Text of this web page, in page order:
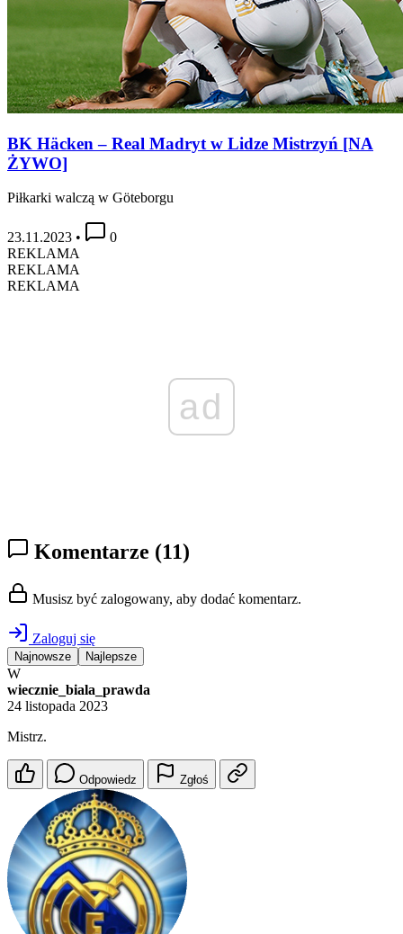
BK Häcken – Real Madryt w Lidze Mistrzyń [NA
ŻYWO]
Piłkarki walczą w Göteborgu
23.11.2023 •
0
REKLAMA
REKLAMA
REKLAMA
ad
Komentarze (11)
Musisz być zalogowany, aby dodać komentarz.
Zaloguj się
Najnowsze Najlepsze
W
wiecznie_biala_prawda
24 listopada 2023
Mistrz.
Odpowiedz Zgłoś